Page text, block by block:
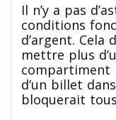
Il n’y a pas
conditions
d’argent. Cela
mettre plus
compartiment
d’un billet
bloquerait